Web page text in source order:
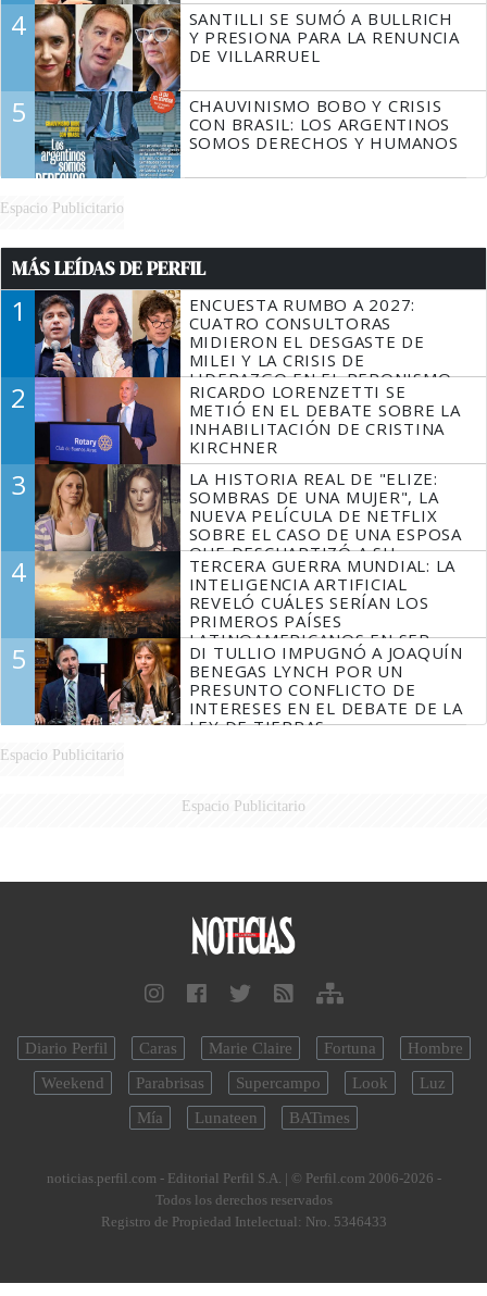
4
SANTILLI SE SUMÓ A BULLRICH
Y PRESIONA PARA LA RENUNCIA
DE VILLARRUEL
5
CHAUVINISMO BOBO Y CRISIS
CON BRASIL: LOS ARGENTINOS
SOMOS DERECHOS Y HUMANOS
Espacio Publicitario
MÁS LEÍDAS DE PERFIL
1
ENCUESTA RUMBO A 2027:
CUATRO CONSULTORAS
MIDIERON EL DESGASTE DE
MILEI Y LA CRISIS DE
LIDERAZGO EN EL PERONISMO
2
RICARDO LORENZETTI SE
METIÓ EN EL DEBATE SOBRE LA
INHABILITACIÓN DE CRISTINA
KIRCHNER
3
LA HISTORIA REAL DE "ELIZE:
SOMBRAS DE UNA MUJER", LA
NUEVA PELÍCULA DE NETFLIX
SOBRE EL CASO DE UNA ESPOSA
QUE DESCUARTIZÓ A SU
MARIDO
4
TERCERA GUERRA MUNDIAL: LA
INTELIGENCIA ARTIFICIAL
REVELÓ CUÁLES SERÍAN LOS
PRIMEROS PAÍSES
LATINOAMERICANOS EN SER
DERROTADOS
5
DI TULLIO IMPUGNÓ A JOAQUÍN
BENEGAS LYNCH POR UN
PRESUNTO CONFLICTO DE
INTERESES EN EL DEBATE DE LA
LEY DE TIERRAS
Espacio Publicitario
Espacio Publicitario
Diario Perfil Caras Marie Claire Fortuna
Hombre
Weekend
Parabrisas Supercampo Look
Luz
Mía
Lunateen BATimes
noticias.perfil.com - Editorial Perfil S.A. | © Perfil.com 2006-2026 -
Todos los derechos reservados
Registro de Propiedad Intelectual: Nro. 5346433